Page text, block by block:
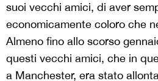
suoi vecchi amici, di aver
economicamente coloro che
Almeno fino allo scorso
questi vecchi amici, che in
a Manchester, era stato